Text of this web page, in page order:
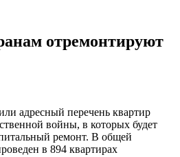
отремонтируют
адресный перечень квартир
войны, в которых будет
ремонт. В общей
в 894 квартирах